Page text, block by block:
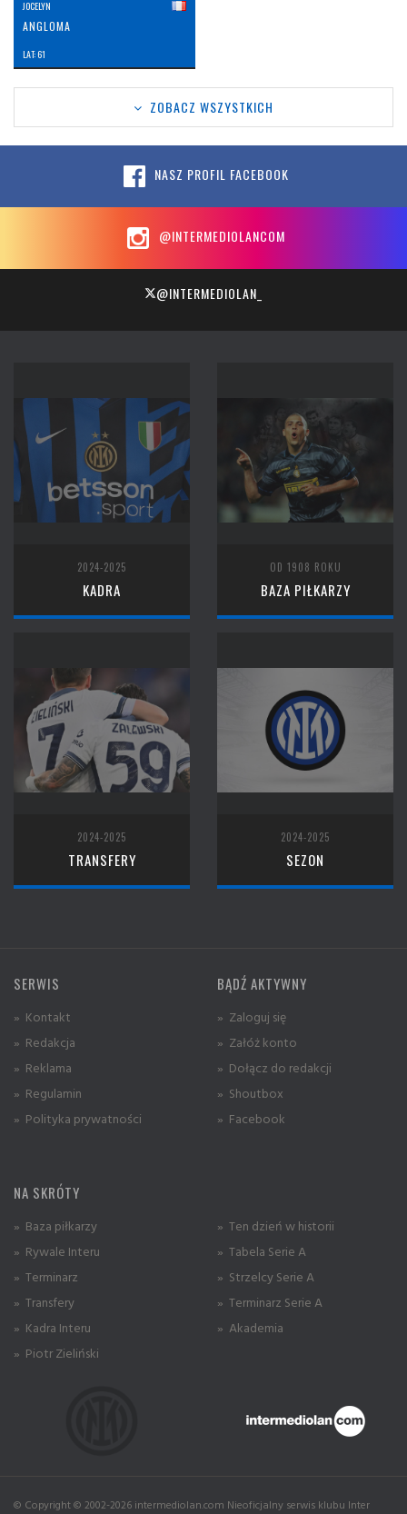
JOCELYN
ANGLOMA
LAT: 61
ZOBACZ WSZYSTKICH
NASZ PROFIL FACEBOOK
@INTERMEDIOLANCOM
@INTERMEDIOLAN_
2024-2025
KADRA
OD 1908 ROKU
BAZA PIŁKARZY
2024-2025
TRANSFERY
2024-2025
SEZON
SERWIS
» Kontakt
» Redakcja
» Reklama
» Regulamin
» Polityka prywatności
BĄDŹ AKTYWNY
» Zaloguj się
» Załóż konto
» Dołącz do redakcji
» Shoutbox
» Facebook
NA SKRÓTY
» Baza piłkarzy
» Rywale Interu
» Terminarz
» Transfery
» Kadra Interu
» Piotr Zieliński
» Ten dzień w historii
» Tabela Serie A
» Strzelcy Serie A
» Terminarz Serie A
» Akademia
© Copyright © 2002-2026 intermediolan.com Nieoficjalny serwis klubu Inter